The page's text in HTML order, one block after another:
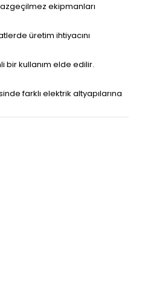
ekipmanları
üretim ihtiyacını
kullanım elde edilir.
farklı elektrik altyapılarına